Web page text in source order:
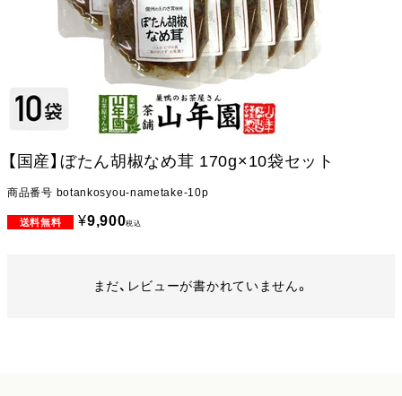
【国産】ぼたん胡椒なめ茸 170g×10袋セット
商品番号 botankosyou-nametake-10p
¥9,900税込
まだ、レビューが書かれていません。